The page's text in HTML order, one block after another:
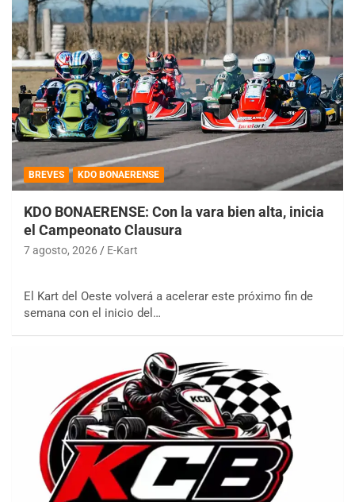
BREVES KDO BONAERENSE
KDO BONAERENSE: Con la vara bien alta, inicia
el Campeonato Clausura
7 agosto, 2026 E-Kart
El Kart del Oeste volverá a acelerar este próximo fin de
semana con el inicio del…